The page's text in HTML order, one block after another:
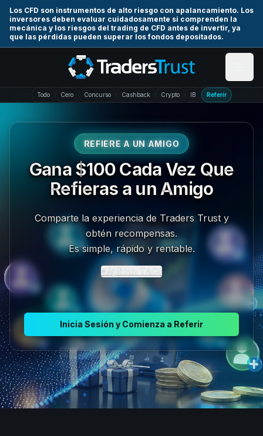
Los CFD son instrumentos de alto riesgo con apalancamiento. Los
inversores deben evaluar cuidadosamente si comprenden la
mecánica y los riesgos del trading de CFD antes de invertir, ya
que las pérdidas pueden superar los fondos depositados.
Skip to main content
Todo Cero Concurso Cashback Crypto IB Referir
REFIERE A UN AMIGO
Gana $100 Cada Vez Que
Refieras a un Amigo
Comparte la experiencia de Traders Trust y
obtén recompensas.
Es simple, rápido y rentable.
*Aplican T&Cs
Inicia Sesión y Comienza a Referir